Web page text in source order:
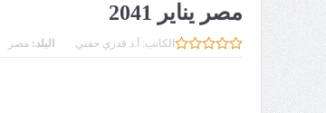
مصر يناير 2041
الكاتب: أ.د قدري حفني البلد: مصر